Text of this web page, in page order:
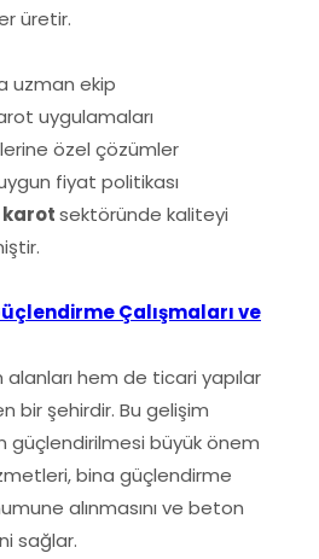
üretir.
uzman ekip
uygulamaları
özel çözümler
fiyat politikası
karotsektöründe kaliteyi
Çalışmaları ve
alanları hem de ticari yapılar
bir şehirdir. Bu gelişim
güçlendirilmesi büyük önem
bina güçlendirme
alınmasını ve beton
sağlar.